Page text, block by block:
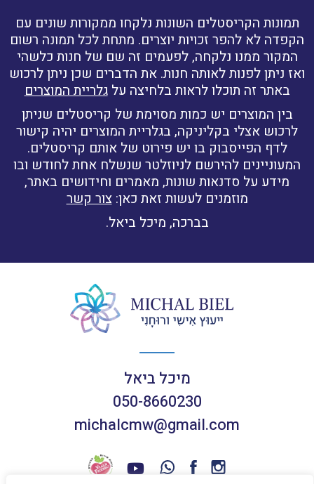
תמונות הקריסטלים השונות נלקחו ממקורות שונים עם
הקפדה לא להפר זכויות יוצרים. מתחת לכל תמונה רשום
המקור ממנו נלקחה, לפעמים זה שם של חנות כלשהי
ואז ניתן לפנות לאותה חנות. את הדברים שכן ניתן לרכוש
באתר זה תוכלו לראות בלחיצה עלגלריית המוצרים
בין המוצרים יש כמות מסוימת של קריסטלים שניתן
לרכוש אצלי בקליניקה, בגלריית המוצרים יהיה קישור
לדף הפייסבוק בו יש פירוט של אותם קריסטלים.
המעוניינים להירשם לניוזלטר שנשלח אחת לחודש ובו
מידע על סדנאות שונות, מאמרים וחידושים באתר,
מוזמנים לעשות זאת כאן:צור קשר
בברכה, מיכל ביאל.
מיכל ביאל
050-8660230
michalcmw@gmail.com